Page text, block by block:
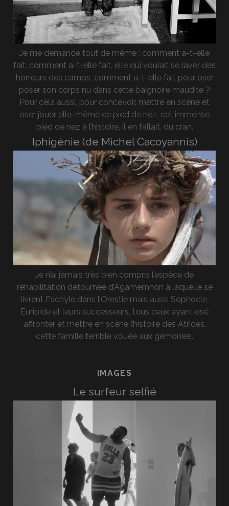
Je me demande tout de même : comment a-t-elle
fait, comment a-t-elle fait, elle qui voulait se laver des
horreurs des camps, comment a-t-elle fait pour oser
poser son corps nu dans cette baignoire maudite ?
Pour cela aussi, pour concevoir, mettre en scène et
oser jouer elle-même ce pied de nez, cet immense
pied de nez à l’histoire, il en fallait, du cran.
Iphigénie (de Michel Cacoyannis)
Je n’ai jamais très bien compris l’espèce de
réhabilitation détournée d’Agamemnon à laquelle se
livrent Eschyle dans l’Orestie mais aussi Sophocle,
Euripide et leurs successeurs, tous ceux ayant osé
affronter et mettre en scène l’histoire des Atrides,
cette famille terrible vouée aux gémonies.
IMAGES
Le surfeur selfié